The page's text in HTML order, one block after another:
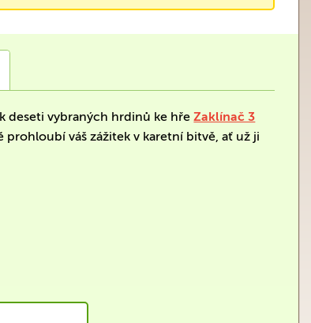
deseti vybraných hrdinů ke hřeZaklínač 3
váš zážitek v karetní bitvě, ať už ji